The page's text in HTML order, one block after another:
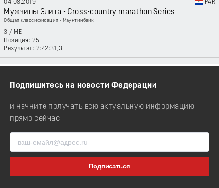
04.08.2019 PAR
Мужчины Элита - Cross-country marathon Series
Общая классификация - Маунтинбайк
3 / ME
25
2:42:31,3
Подпишитесь на новости Федерации
и начните получать всю актуальную информацию
прямо сейчас